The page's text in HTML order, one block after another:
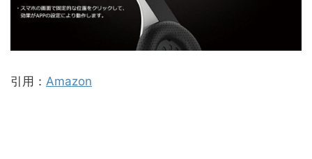
引用： Amazon